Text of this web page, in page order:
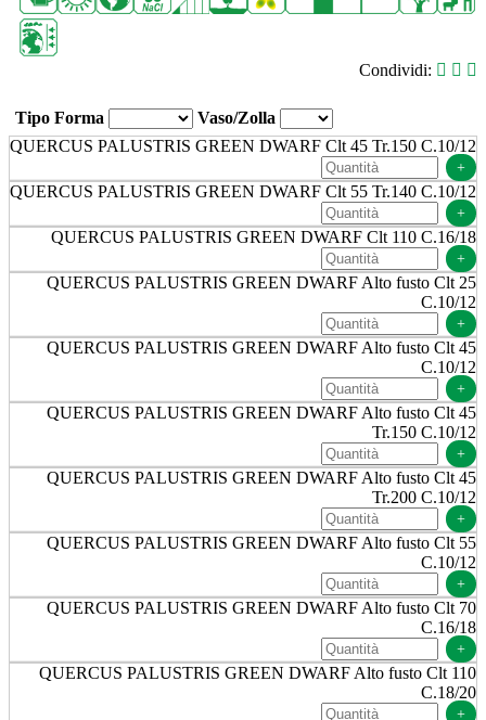
Condividi:
Tipo Forma
Vaso/Zolla
QUERCUS PALUSTRIS GREEN DWARF Clt 45 Tr.150 C.10/12
+
QUERCUS PALUSTRIS GREEN DWARF Clt 55 Tr.140 C.10/12
+
QUERCUS PALUSTRIS GREEN DWARF Clt 110 C.16/18
+
QUERCUS PALUSTRIS GREEN DWARF Alto fusto Clt 25
C.10/12
+
QUERCUS PALUSTRIS GREEN DWARF Alto fusto Clt 45
C.10/12
+
QUERCUS PALUSTRIS GREEN DWARF Alto fusto Clt 45
Tr.150 C.10/12
+
QUERCUS PALUSTRIS GREEN DWARF Alto fusto Clt 45
Tr.200 C.10/12
+
QUERCUS PALUSTRIS GREEN DWARF Alto fusto Clt 55
C.10/12
+
QUERCUS PALUSTRIS GREEN DWARF Alto fusto Clt 70
C.16/18
+
QUERCUS PALUSTRIS GREEN DWARF Alto fusto Clt 110
C.18/20
+